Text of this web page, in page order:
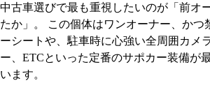
中古車選びで最も重視したいのが「前オ
たか」。 この個体はワンオーナー、かつ
ーシートや、駐車時に心強い全周囲カメ
ー、ETCといった定番のサポカー装備が
います。